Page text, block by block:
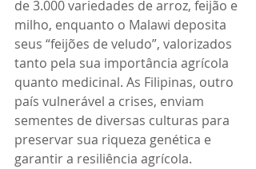
de 3.000 variedades de arroz, feijão e
milho, enquanto o Malawi deposita
seus “feijões de veludo”, valorizados
tanto pela sua importância agrícola
quanto medicinal. As Filipinas, outro
país vulnerável a crises, enviam
sementes de diversas culturas para
preservar sua riqueza genética e
garantir a resiliência agrícola.